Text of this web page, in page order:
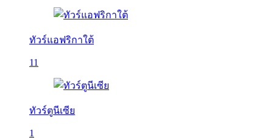
ทัวร์แอฟริกาใต้
11
ทัวร์ตูนีเซีย
1